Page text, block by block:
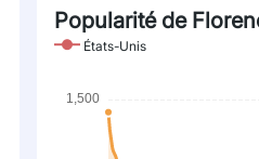
Popularité de
États-Unis